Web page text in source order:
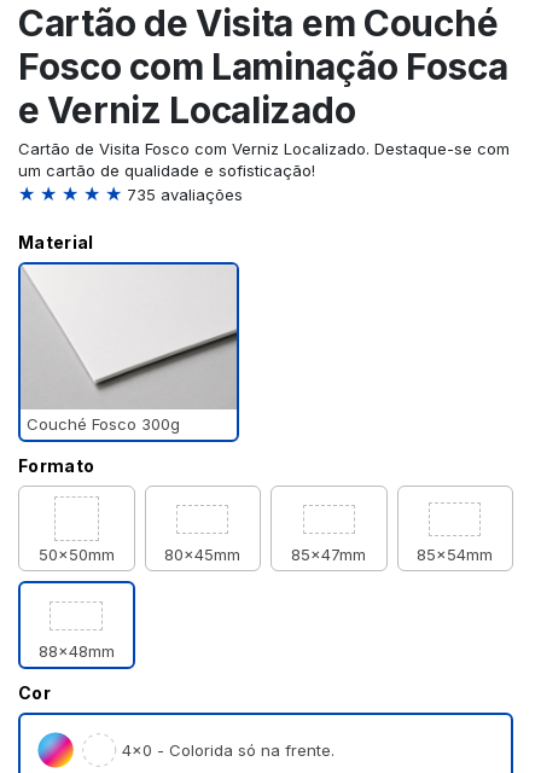
Cartão de Visita em Couché
Fosco com Laminação Fosca
e Verniz Localizado
Cartão de Visita Fosco com Verniz Localizado. Destaque-se com
um cartão de qualidade e sofisticação!
★ ★ ★ ★ ★ 735 avaliações
Material
Couché Fosco 300g
Formato
50x50mm 80x45mm 85x47mm 85x54mm
88x48mm
Cor
4×0 - Colorida só na frente.